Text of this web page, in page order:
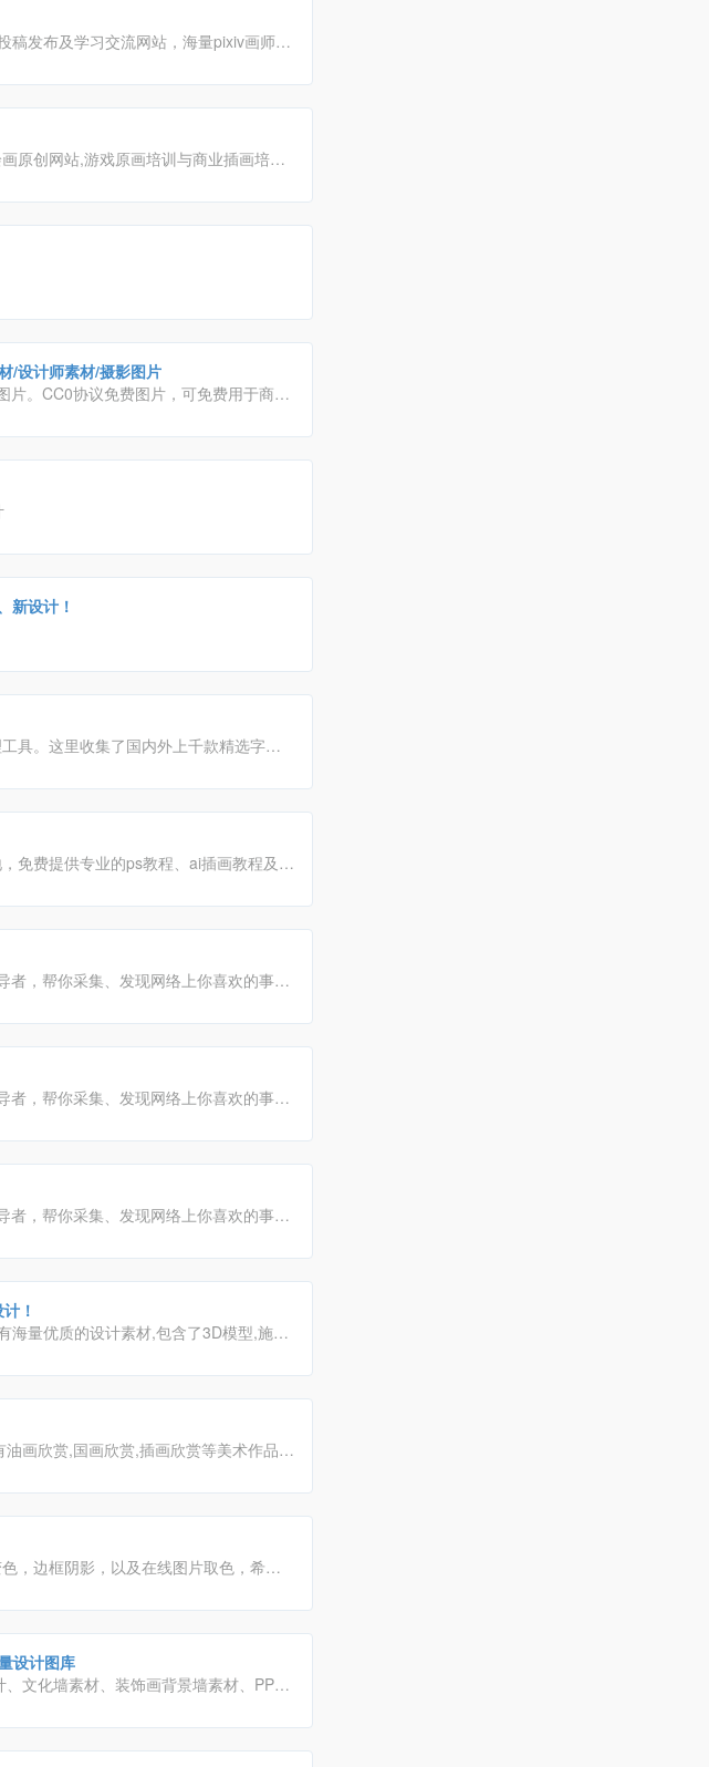
稿发布及学习交流网站，海量pixiv画师作
原创网站,游戏原画培训与商业插画培训
/设计师素材/摄影图片
片。CC0协议免费图片，可免费用于商业
新设计！
具。这里收集了国内外上千款精选字
你领略字体在设计中的更多精彩。
免费提供专业的ps教程、ai插画教程及其
者，帮你采集、发现网络上你喜欢的事
者，帮你采集、发现网络上你喜欢的事
者，帮你采集、发现网络上你喜欢的事
！
海量优质的设计素材,包含了3D模型,施工
画欣赏,国画欣赏,插画欣赏等美术作品,
，边框阴影，以及在线图片取色，希望
设计图库
文化墙素材、装饰画背景墙素材、PPT